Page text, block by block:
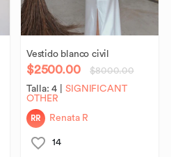
Vestido blanco civil
$2500.00
$8000.00
Talla:4
SIGNIFICANT
OTHER
RR Renata R
14